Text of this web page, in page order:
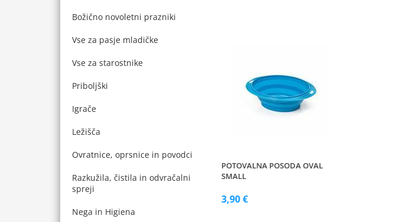
Božično novoletni prazniki
Vse za pasje mladičke
Vse za starostnike
Priboljški
Igrače
Ležišča
Ovratnice, oprsnice in povodci
Razkužila, čistila in odvračalni
spreji
Nega in Higiena
POTOVALNA POSODA OVAL
SMALL
3,90 €